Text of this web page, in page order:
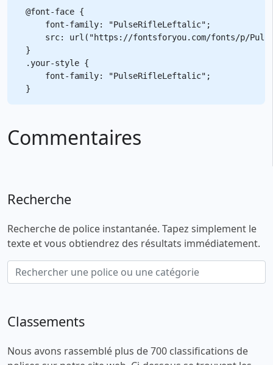
@font-face {
    font-family: "PulseRifleLeftalic";
src: url("https://fontsforyou.com/fonts/p/
}
.your-style {
    font-family: "PulseRifleLeftalic";
Commentaires
Recherche
Recherche de police instantanée. Tapez simplement le
texte et vous obtiendrez des résultats immédiatement.
Classements
Nous avons rassemblé plus de 700 classifications de